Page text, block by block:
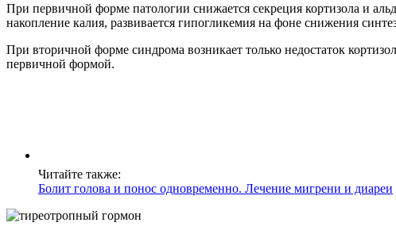
При первичной форме патологии снижается секреция кортизола и
накопление калия, развивается гипогликемия на фоне снижения
При вторичной форме синдрома возникает только недостаток
первичной формой.
Читайте также:
Болит голова и понос одновременно. Лечение мигрени и диареи